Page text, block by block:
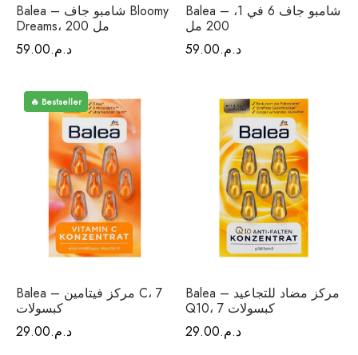
Balea – شامبو جاف Bloomy
Dreams، 200 مل
د.م.59.00
Balea – شامبو جاف 6 في 1،
200 مل
د.م.59.00
🔥 Bestseller
Balea – مركز فيتامين C، 7
كبسولات
د.م.29.00
Balea – مركز مضاد للتجاعيد
Q10، 7 كبسولات
د.م.29.00